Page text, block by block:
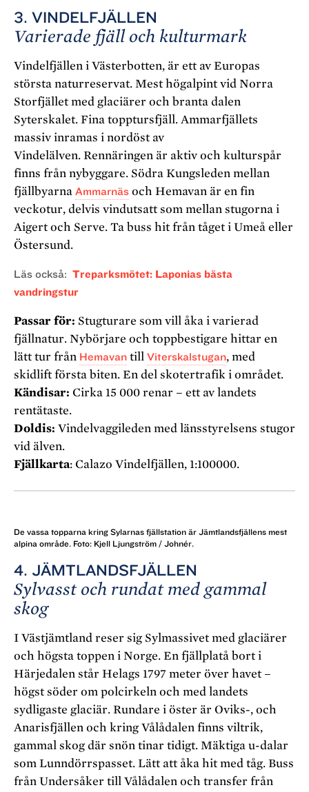
3. VINDELFJÄLLEN
Varierade fjäll och kulturmark
Vindelfjällen i Västerbotten, är ett av Europas
största naturreservat. Mest högalpint vid Norra
Storfjället med glaciärer och branta dalen
Syterskalet. Fina topptursfjäll. Ammarfjällets
massiv inramas i nordöst av
Vindelälven. Rennäringen är aktiv och kulturspår
finns från nybyggare. Södra Kungsleden mellan
fjällbyarna Ammarnäs och Hemavan är en fin
veckotur, delvis vindutsatt som mellan stugorna i
Aigert och Serve. Ta buss hit från tåget i Umeå eller
Östersund.
Läs också
Treparksmötet: Laponias bästa
vandringstur
Passar för: Stugturare som vill åka i varierad
fjällnatur. Nybörjare och toppbestigare hittar en
lätt tur från Hemavan till Viterskalstugan, med
skidlift första biten. En del skotertrafik i området.
Kändisar: Cirka 15 000 renar – ett av landets
rentätaste.
Doldis: Vindelvaggileden med länsstyrelsens stugor
vid älven.
Fjällkarta: Calazo Vindelfjällen, 1:100000.
De vassa topparna kring Sylarnas fjällstation är Jämtlandsfjällens mest
alpina område. Foto: Kjell Ljungström / Johnér.
4. JÄMTLANDSFJÄLLEN
Sylvasst och rundat med gammal
skog
I Västjämtland reser sig Sylmassivet med glaciärer
och högsta toppen i Norge. En fjällplatå bort i
Härjedalen står Helags 1797 meter över havet –
högst söder om polcirkeln och med landets
sydligaste glaciär. Rundare i öster är Oviks-, och
Anarisfjällen och kring Vålådalen finns viltrik,
gammal skog där snön tinar tidigt. Mäktiga u-dalar
som Lunndörrspasset. Lätt att åka hit med tåg. Buss
från Undersåker till Vålådalen och transfer från